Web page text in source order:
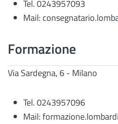
Tel. 0243957093
Mail:
Formazione
Via Sardegna, 6 - Milano
Tel. 0243957096
Mail: